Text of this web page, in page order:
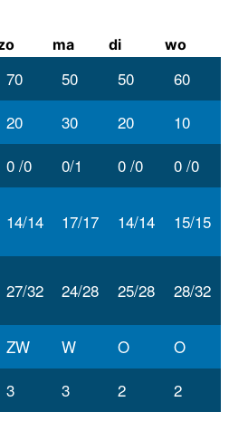
ma di wo
70 50 50
60
20 30 20
10
0 /0 0/1 0 /0
0 /0
14/14 17/17 14/14 15/15
27/32 24/28 25/28 28/32
ZW W O
O
3 3 2 2